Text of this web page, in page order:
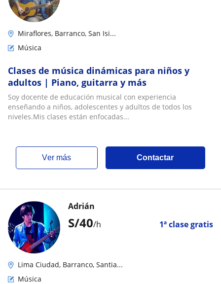
Miraflores, Barranco, San Isi...
Música
Clases de música dinámicas para niños y
adultos | Piano, guitarra y más
Soy docente de educación musical con experiencia
enseñando a niños, adolescentes y adultos de todos los
niveles.Mis clases están enfocadas...
ver más Contactar
S/40/h 1ª clase gratis
Adrián
Lima Ciudad, Barranco, Santia...
Música